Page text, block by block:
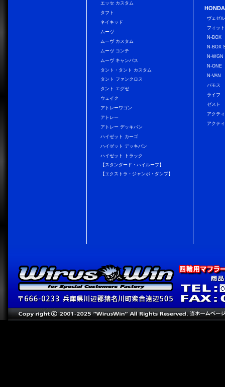
エッセ カスタム
タフト
ネイキッド
ムーヴ
ムーヴ カスタム
ムーヴ コンテ
ムーヴ キャンバス
タント・タント カスタム
タント ファンクロス
タント エグゼ
ウェイク
アトレーワゴン
アトレー
アトレー デッキバン
ハイゼット カーゴ
ハイゼット デッキバン
ハイゼット トラック
【スタンダード・ハイルーフ】
【エクストラ・ジャンボ・ダンプ】
HONDA
ヴェゼル
フィット
N-BOX
N-BOX
N-WGN
N-ONE
N-VAN
バモス
ライフ
ゼスト
アクテ
アクテ